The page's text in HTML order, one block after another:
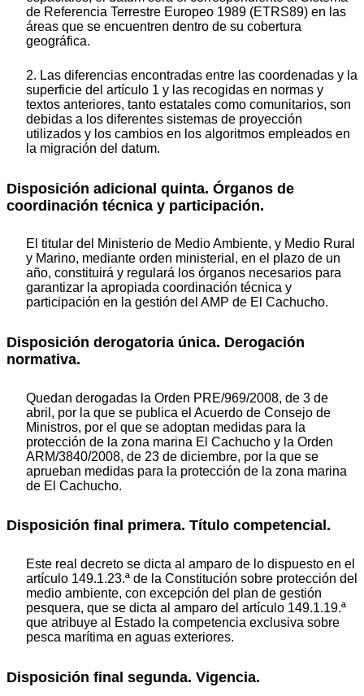
de Referencia Terrestre Europeo 1989 (ETRS89) en las
áreas que se encuentren dentro de su cobertura
geográfica.
2. Las diferencias encontradas entre las coordenadas y la
superficie del artículo 1 y las recogidas en normas y
textos anteriores, tanto estatales como comunitarios, son
debidas a los diferentes sistemas de proyección
utilizados y los cambios en los algoritmos empleados en
la migración del datum.
Disposición adicional quinta. Órganos de
coordinación técnica y participación.
El titular del Ministerio de Medio Ambiente, y Medio Rural
y Marino, mediante orden ministerial, en el plazo de un
año, constituirá y regulará los órganos necesarios para
garantizar la apropiada coordinación técnica y
participación en la gestión del AMP de El Cachucho.
Disposición derogatoria única. Derogación
normativa.
Quedan derogadas la Orden PRE/969/2008, de 3 de
abril, por la que se publica el Acuerdo de Consejo de
Ministros, por el que se adoptan medidas para la
protección de la zona marina El Cachucho y la Orden
ARM/3840/2008, de 23 de diciembre, por la que se
aprueban medidas para la protección de la zona marina
de El Cachucho.
Disposición final primera. Título competencial.
Este real decreto se dicta al amparo de lo dispuesto en el
artículo 149.1.23.ª de la Constitución sobre protección del
medio ambiente, con excepción del plan de gestión
pesquera, que se dicta al amparo del artículo 149.1.19.ª
que atribuye al Estado la competencia exclusiva sobre
pesca marítima en aguas exteriores.
Disposición final segunda. Vigencia.